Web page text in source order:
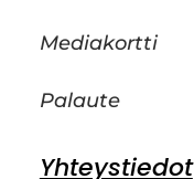
Mediakortti
Palaute
Yhteystiedot